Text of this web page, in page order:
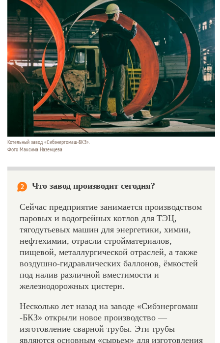
Котельный завод «Сибэнергомаш-БКЗ».
Фото Максима Наземцева
2 Что завод производит сегодня?
Сейчас предприятие занимается производством
паровых и водогрейных котлов для ТЭЦ,
тягодутьевых машин для энергетики, химии,
нефтехимии, отрасли стройматериалов,
пищевой, металлургической отраслей, а также
воздушно-гидравлических баллонов, ёмкостей
под налив различной вместимости и
железнодорожных цистерн.
Несколько лет назад на заводе «Сибэнергомаш
-БКЗ» открыли новое производство —
изготовление сварной трубы. Эти трубы
являются основным «сырьем» для изготовления